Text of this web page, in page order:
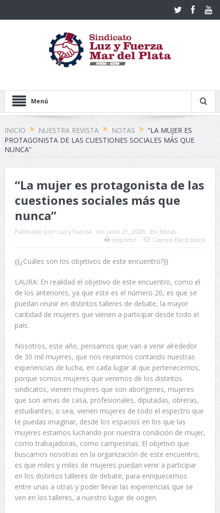
Menú
INICIO NUESTRA REVISTA NOTAS
“LA MUJER ES
PROTAGONISTA DE LAS CUESTIONES SOCIALES MÁS QUE
NUNCA”
“La mujer es protagonista de las
cuestiones sociales más que
nunca”
Publicado por: Luz y Fuerza on: junio 21, 2005 En: Notas
Imprimir
Correo Electrónico
{{¿Cuáles son los objetivos de este encuentro?}}
LAURA: En realidad el objetivo de este encuentro, como el
de los anteriores, ya que este es el número 20, es que se
puedan reunir en distintos talleres de debate, la mayor
cantidad de mujeres que vienen a participar desde todo el
país.
Nosotros, este año, pensamos que van a venir alrededor
de 30 mil mujeres, que nos reunimos contando nuestras
experiencias de lucha, en cada lugar al que pertenecemos,
porque somos mujeres que venimos de los distintos
sindicatos, vienen mujeres que son aborígenes, mujeres
que son amas de casa, profesionales, diputadas, obreras,
estudiantes, o sea, vienen mujeres de todo el espectro que
te puedas imaginar, desde los espacios en los que las
mujeres estamos luchando por nuestra condición de mujer,
como trabajadoras, como campesinas. El objetivo que
buscamos nosotras en la organización de este encuentro,
es que miles y miles de mujeres puedan venir a participar
en los distintos talleres de debate, para enriquecernos
entre unas a otras y poder llevar las experiencias que se
ven en los talleres, a nuestro lugar de origen.